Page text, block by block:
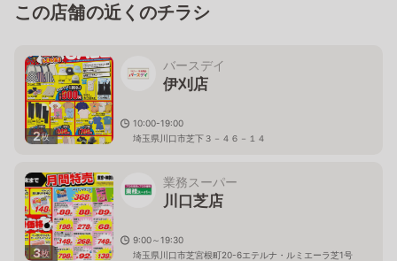
この店舗の近くのチラシ
2枚
バースデイ
伊刈店
10:00-19:00
埼玉県川口市芝下３－４６－１４
3枚
業務スーパー
川口芝店
9:00～19:30
埼玉県川口市芝宮根町20-6エテルナ・ルミエーラ芝1号